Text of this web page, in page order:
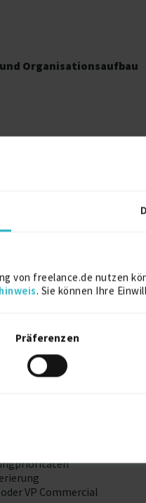
von freelance.de nutzen
. Sie können Ihre
Präferenzen
Organisationsaufbau
VP Commercial